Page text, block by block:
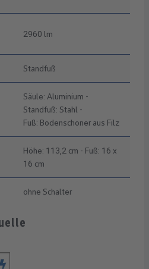
2960 lm
Standfuß
Säule: Aluminium -
Standfuß: Stahl -
Fuß: Bodenschoner aus Filz
Höhe: 113,2 cm - Fuß: 16 x
16 cm
ohne Schalter